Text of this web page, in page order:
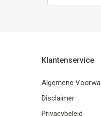
Klantenservice
Algemene
Disclaimer
Privacybeleid